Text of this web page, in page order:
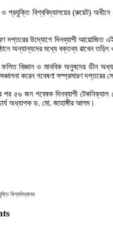
প্রযুক্তি বিশ্ববিদ্যালয়ের (রুয়েট) অধীনে
দপ্তরের উদ্যোগে দিনব্যাপী আয়োজিত
অন্যান্যদের মধ্যে বক্তব্য রাখেন
ফলিত বিজ্ঞান ও মানবিক অনুষদের ডীন
করেন গবেষণা সম্প্রসারণ
পর ৫৬ জন গবেষক দিনব্যাপী
অধ্যাপক ড. মো. জাহাঙ্গীর আলম।
বিশ্ববিদ্যালয়